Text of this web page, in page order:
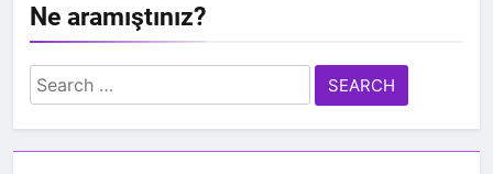
Ne aramıştınız?
Search
for: